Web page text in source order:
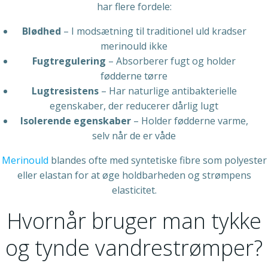
har flere fordele:
Blødhed – I modsætning til traditionel uld kradser
merinould ikke
Fugtregulering – Absorberer fugt og holder
fødderne tørre
Lugtresistens– Har naturlige antibakterielle
egenskaber, der reducerer dårlig lugt
Isolerende egenskaber– Holder fødderne varme,
selv når de er våde
Merinould blandes ofte med syntetiske fibre som polyester
eller elastan for at øge holdbarheden og strømpens
elasticitet.
Hvornår bruger man tykke
og tynde vandrestrømper?